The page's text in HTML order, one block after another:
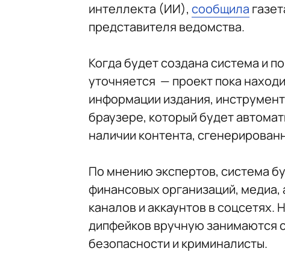
интеллекта (ИИ), сообщила
представителя ведомства.
Когда будет создана система и
уточняется — проект пока
информации издания,
браузере, который будет
наличии контента,
По мнению экспертов, система
финансовых организаций,
каналов и аккаунтов в
дипфейков вручную занимаются
безопасности и криминалисты.